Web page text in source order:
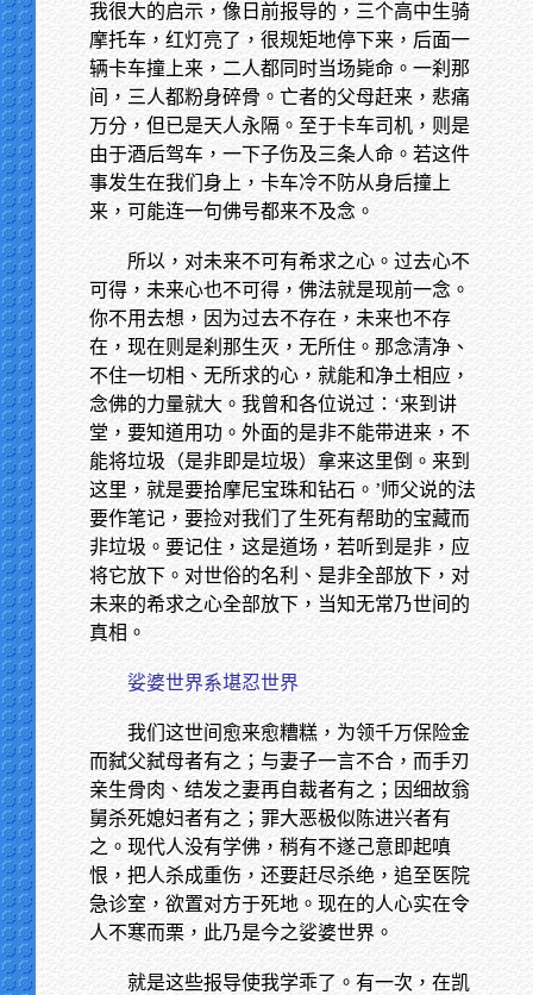
我很大的启示，像日前报导的，三个高中生骑
摩托车，红灯亮了，很规矩地停下来，后面一
辆卡车撞上来，二人都同时当场毙命。一刹那
间，三人都粉身碎骨。亡者的父母赶来，悲痛
万分，但已是天人永隔。至于卡车司机，则是
由于酒后驾车，一下子伤及三条人命。若这件
事发生在我们身上，卡车冷不防从身后撞上
来，可能连一句佛号都来不及念。
所以，对未来不可有希求之心。过去心不
可得，未来心也不可得，佛法就是现前一念。
你不用去想，因为过去不存在，未来也不存
在，现在则是刹那生灭，无所住。那念清净、
不住一切相、无所求的心，就能和净土相应，
念佛的力量就大。我曾和各位说过：‘来到讲
堂，要知道用功。外面的是非不能带进来，不
能将垃圾（是非即是垃圾）拿来这里倒。来到
这里，就是要拾摩尼宝珠和钻石。’师父说的法
要作笔记，要捡对我们了生死有帮助的宝藏而
非垃圾。要记住，这是道场，若听到是非，应
将它放下。对世俗的名利、是非全部放下，对
未来的希求之心全部放下，当知无常乃世间的
真相。
娑婆世界系堪忍世界
我们这世间愈来愈糟糕，为领千万保险金
而弑父弑母者有之；与妻子一言不合，而手刃
亲生骨肉、结发之妻再自裁者有之；因细故翁
舅杀死媳妇者有之；罪大恶极似陈进兴者有
之。现代人没有学佛，稍有不遂己意即起嗔
恨，把人杀成重伤，还要赶尽杀绝，追至医院
急诊室，欲置对方于死地。现在的人心实在令
人不寒而栗，此乃是今之娑婆世界。
就是这些报导使我学乖了。有一次，在凯